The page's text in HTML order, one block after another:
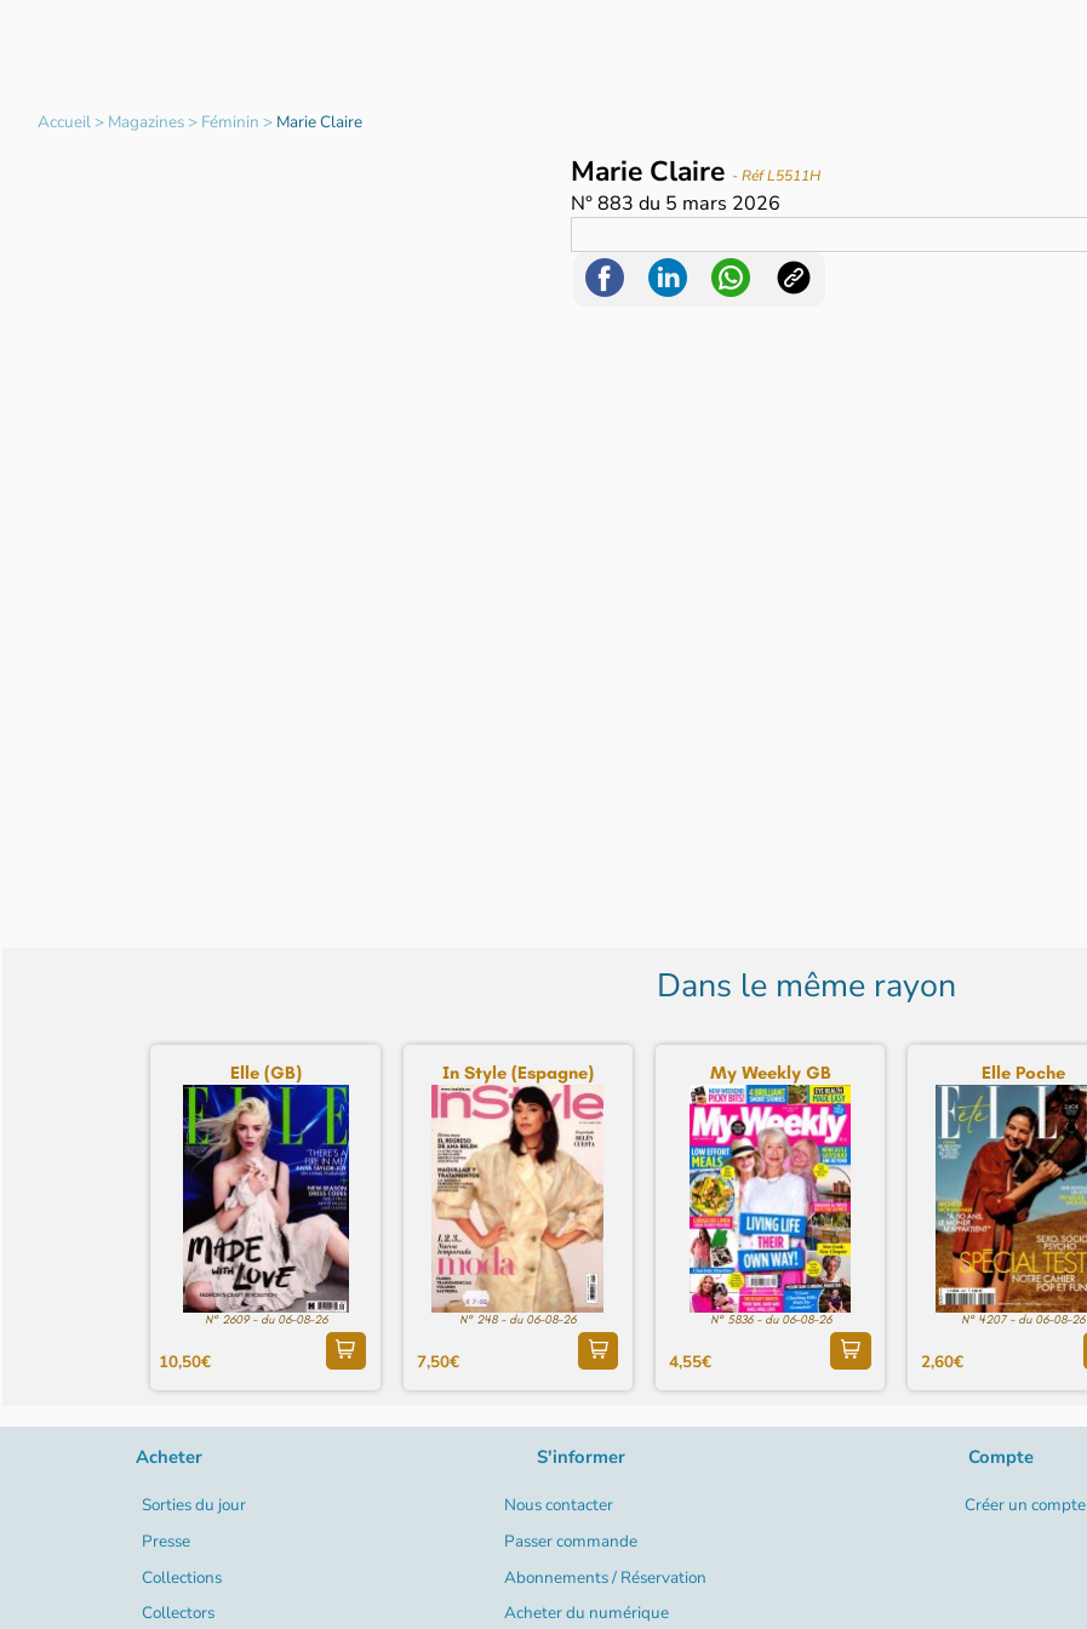
Accueil> Magazines> Féminin > Marie Claire
Marie Claire - Réf L5511H
N°883 du 5 mars 2026
Dans le même rayon
Elle (GB)
N° 2609 - du 06-08-26
10,50€
In Style (Espagne)
N° 248 - du 06-08-26
7,50€
My Weekly GB
N° 5836 - du 06-08-26
4,55€
Elle Poche
N° 4207 - du 06-08-26
2,60€
Acheter
Sorties du jour
Presse
Collections
Collectors
S'informer
Nous contacter
Passer commande
Abonnements / Réservation
Acheter du numérique
Compte
Créer un compte